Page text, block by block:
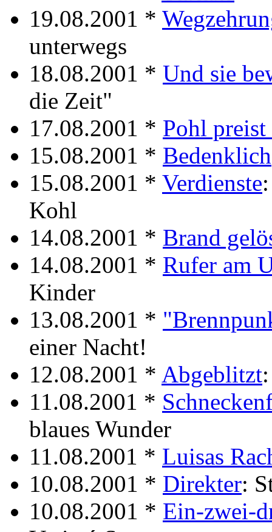
19.08.2001 *
unterwegs
18.08.2001 * Und sie
die Zeit"
17.08.2001 * Pohl
15.08.2001 * Bedenklich
15.08.2001 * Verdienste
Kohl
14.08.2001 * Brand
14.08.2001 * Rufer am
Kinder
13.08.2001 *
einer Nacht!
12.08.2001 * Abgeblitzt
11.08.2001 *
blaues Wunder
11.08.2001 * Luisas
10.08.2001 * Direkter:
10.08.2001 * Ein-zwei-